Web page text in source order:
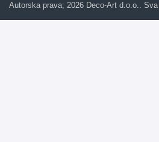
Autorska prava; 2026 Deco-Art d.o.o..